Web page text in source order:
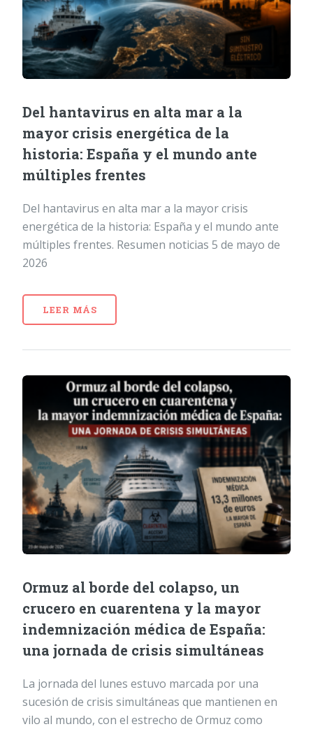
Del hantavirus en alta mar a la
mayor crisis energética de la
historia: España y el mundo ante
múltiples frentes
Del hantavirus en alta mar a la mayor crisis
energética de la historia: España y el mundo ante
múltiples frentes. Resumen noticias 5 de mayo de
2026
LEER MÁS
Ormuz al borde del colapso, un
crucero en cuarentena y la mayor
indemnización médica de España:
una jornada de crisis simultáneas
La jornada del lunes estuvo marcada por una
sucesión de crisis simultáneas que mantienen en
vilo al mundo, con el estrecho de Ormuz como